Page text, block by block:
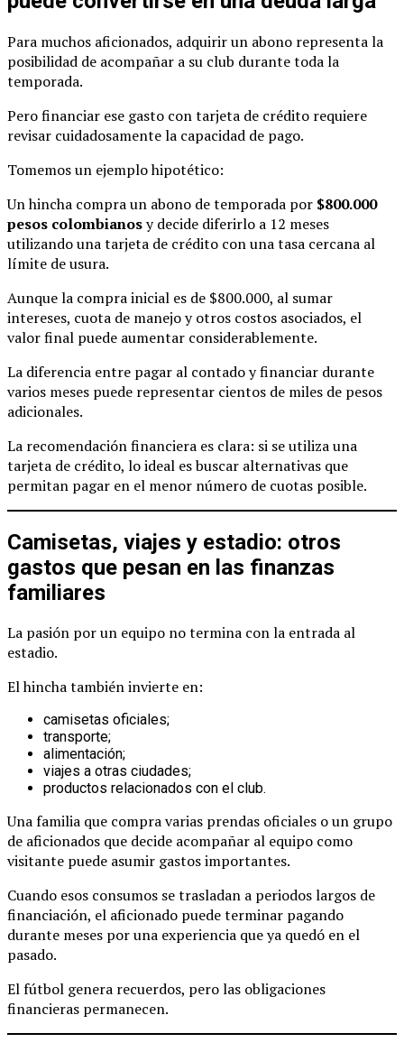
Para muchos aficionados, adquirir un abono representa la
posibilidad de acompañar a su club durante toda la
temporada.
Pero financiar ese gasto con tarjeta de crédito requiere
revisar cuidadosamente la capacidad de pago.
Tomemos un ejemplo hipotético:
Un hincha compra un abono de temporada por $800.000
pesos colombianosy decide diferirlo a 12 meses
utilizando una tarjeta de crédito con una tasa cercana al
límite de usura.
Aunque la compra inicial es de $800.000, al sumar
intereses, cuota de manejo y otros costos asociados, el
valor final puede aumentar considerablemente.
La diferencia entre pagar al contado y financiar durante
varios meses puede representar cientos de miles de pesos
adicionales.
La recomendación financiera es clara: si se utiliza una
tarjeta de crédito, lo ideal es buscar alternativas que
permitan pagar en el menor número de cuotas posible.
Camisetas, viajes y estadio: otros
gastos que pesan en las finanzas
familiares
La pasión por un equipo no termina con la entrada al
estadio.
El hincha también invierte en:
camisetas oficiales;
transporte;
alimentación;
viajes a otras ciudades;
productos relacionados con el club.
Una familia que compra varias prendas oficiales o un grupo
de aficionados que decide acompañar al equipo como
visitante puede asumir gastos importantes.
Cuando esos consumos se trasladan a periodos largos de
financiación, el aficionado puede terminar pagando
durante meses por una experiencia que ya quedó en el
pasado.
El fútbol genera recuerdos, pero las obligaciones
financieras permanecen.